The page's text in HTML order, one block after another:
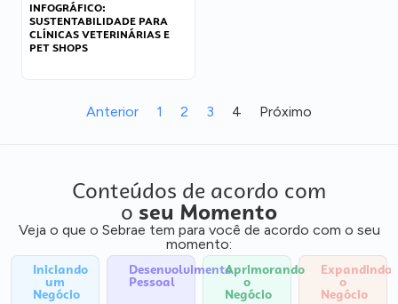
INFOGRÁFICO:
SUSTENTABILIDADE PARA
CLÍNICAS VETERINÁRIAS E
PET SHOPS
Anterior 1 2 3 4 Próximo
Conteúdos de acordo com
o seu Momento
Veja o que o Sebrae tem para você de acordo com o seu
momento:
Iniciando
um
Negócio
Desenvolvimento
Pessoal
Aprimorando
o
Negócio
Expandindo
o
Negócio